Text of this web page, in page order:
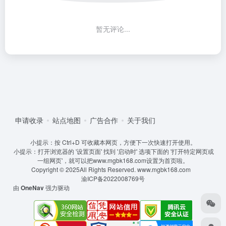
暂无评论...
申请收录 站点地图 广告合作 关于我们
小提示：按 Ctrl+D 可收藏本网页，方便下一次快速打开使用。
小提示：打开浏览器的 '设置页面' 找到 '启动时' 选项下面的 '打开特定网页或
一组网页'，就可以把www.mgbk168.com设置为首页啦。
Copyright © 2025All Rights Reserved. www.mgbk168.com
渝ICP备2022008769号
由 OneNav强力驱动